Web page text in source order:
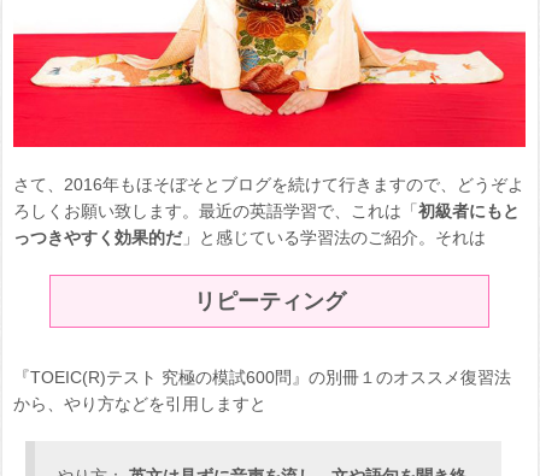
さて、2016年もほそぼそとブログを続けて行きますので、どうぞよ
ろしくお願い致します。最近の英語学習で、これは「初級者にもと
っつきやすく効果的だ」と感じている学習法のご紹介。それは
リピーティング
『TOEIC(R)テスト 究極の模試600問』の別冊１のオススメ復習法
から、やり方などを引用しますと